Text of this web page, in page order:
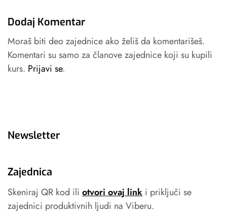
Dodaj Komentar
Moraš biti deo zajednice ako želiš da komentarišeš.
Komentari su samo za članove zajednice koji su kupili
kurs. Prijavi se.
Newsletter
Zajednica
Skeniraj QR kod ili otvori ovaj link i priključi se
zajednici produktivnih ljudi na Viberu.